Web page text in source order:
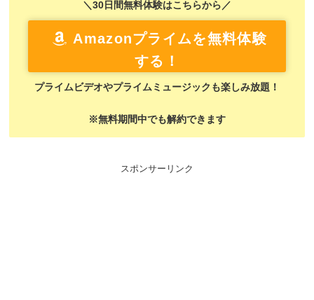
＼30日間無料体験はこちらから／
Amazonプライムを無料体験
する！
プライムビデオやプライムミュージックも楽しみ放題！
※無料期間中でも解約できます
スポンサーリンク